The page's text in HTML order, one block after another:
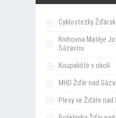
Cyklostezky
Knihovna Matěje
Sázavou
Koupaliště v okolí
MHD Žďár nad
Plesy ve Žďáře nad